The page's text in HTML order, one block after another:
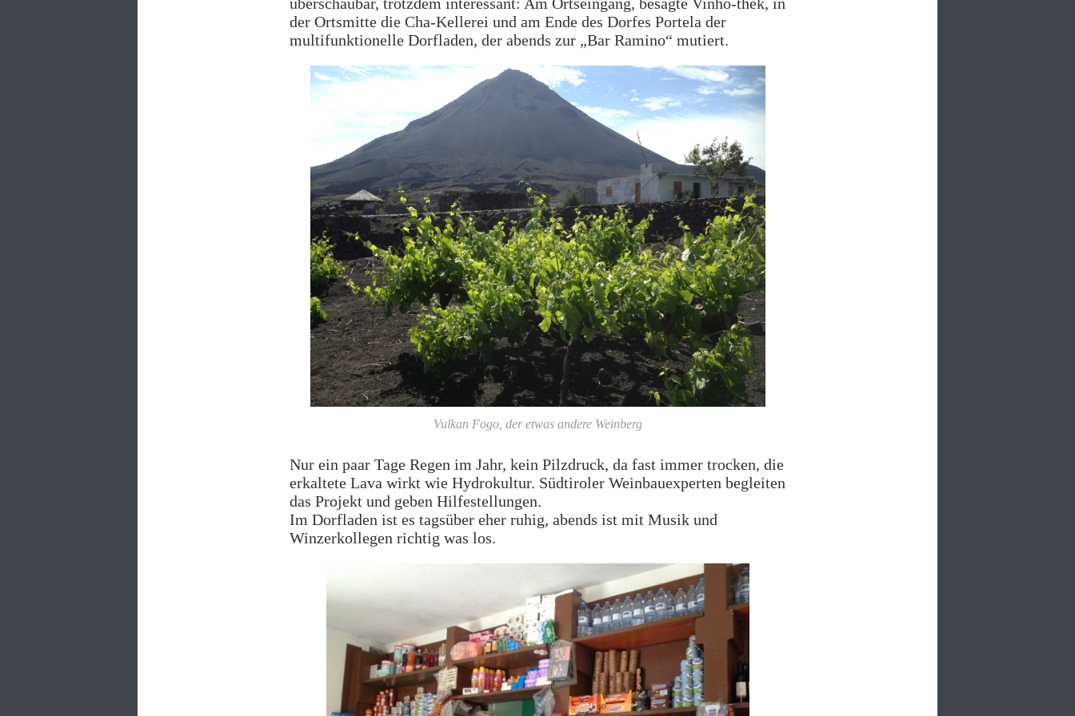
der Ortsmitte die Cha-Kellerei und am Ende des Dorfes Portela der
multifunktionelle Dorfladen, der abends zur „Bar Ramino“ mutiert.
Vulkan Fogo, der etwas andere Weinberg
Nur ein paar Tage Regen im Jahr, kein Pilzdruck, da fast immer trocken, die
erkaltete Lava wirkt wie Hydrokultur. Südtiroler Weinbauexperten begleiten
das Projekt und geben Hilfestellungen.
Im Dorfladen ist es tagsüber eher ruhig, abends ist mit Musik und
Winzerkollegen richtig was los.